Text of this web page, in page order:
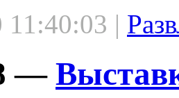
11:40:03 |
—